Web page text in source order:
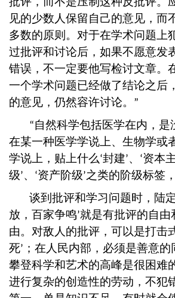
见的少数人保留自己的意见，而
多数的原则。对于在学术问题上
过批评和讨论后，如果不愿意发
错误，不一定要他写检讨文章。
一个学术问题已经做了结论之后
的意见，仍然容许讨论。
”
“自然科学包括医学在内，是
在某一种医学学说上、生物学或
学说上，贴上什么‘封建’、 ‘资本
级’、 ‘资产阶级’之类的阶级标签
谈到批评和学习问题时，陆
放，百家争鸣’就是有批评的自由
由。对敌人的批评，可以是打击
死’ ；在人民内部，必须是善意的
攀登科学和艺术的高峰是很困难
进行复杂的创造性的劳动，不犯